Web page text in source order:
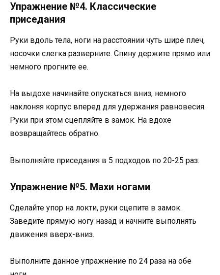
Упражнение №4. Классические
приседания
Руки вдоль тела, ноги на расстоянии чуть шире плеч,
носочки слегка разверните. Спину держите прямо или
немного прогните ее.
На выдохе начинайте опускаться вниз, немного
наклоняя корпус вперед для удержания равновесия.
Руки при этом сцепляйте в замок. На вдохе
возвращайтесь обратно.
Выполняйте приседания в 5 подходов по 20-25 раз.
Упражнение №5. Махи ногами
Сделайте упор на локти, руки сцепите в замок.
Заведите прямую ногу назад и начните выполнять
движения вверх-вниз.
Выполните данное упражнение по 24 раза на обе